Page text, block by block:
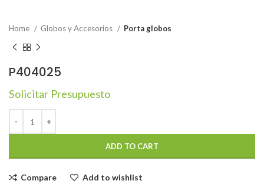
Home Globos y Accesorios Porta globos
P404025
Solicitar Presupuesto
ADD TO CART
Compare Add to wishlist